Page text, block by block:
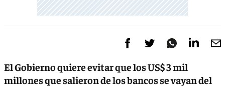
El Gobierno quiere evitar que los US$ 3 mil
millones que salieron de los bancos se vayan del